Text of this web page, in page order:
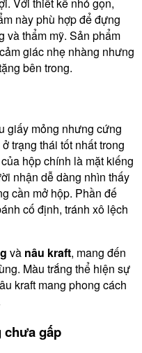
này phù hợp để đựng
và thẩm mỹ. Sản phẩm
giác nhẹ nhàng nhưng
bên trong.
giấy mỏng nhưng cứng
trạng thái tốt nhất trong
hộp chính là mặt kiếng
nhận dễ dàng nhìn thấy
cần mở hộp. Phần đế
cố định, tránh xô lệch
và nâu kraft, mang đến
Màu trắng thể hiện sự
kraft mang phong cách
chưa gấp